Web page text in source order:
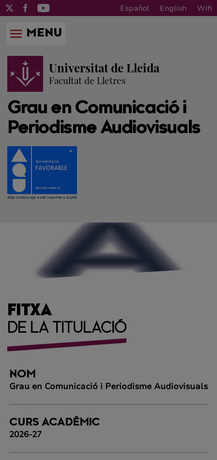
Español English Wifi
MENU
Universitat de Lleida
Facultat de Lletres
Grau en Comunicació i
Periodisme Audiovisuals
FITXA
DE LA TITULACIÓ
NOM
Grau en Comunicació i Periodisme Audiovisuals
CURS ACADÈMIC
2026-27